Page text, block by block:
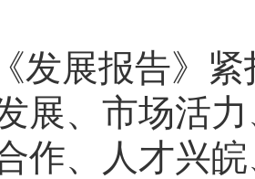
发展报告》
展、市场活
作、人才兴